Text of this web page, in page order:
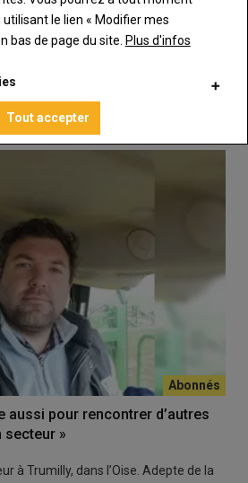
à retenir pour bien
penser à protéger son pulvérisateur.
composants…
aussi pour rencontrer d’autres
secteur »
à Trumilly, dans l’Oise. Adepte de la
le lien « Modifier mes
bas de page du site. Plus d'infos
Tout accepter